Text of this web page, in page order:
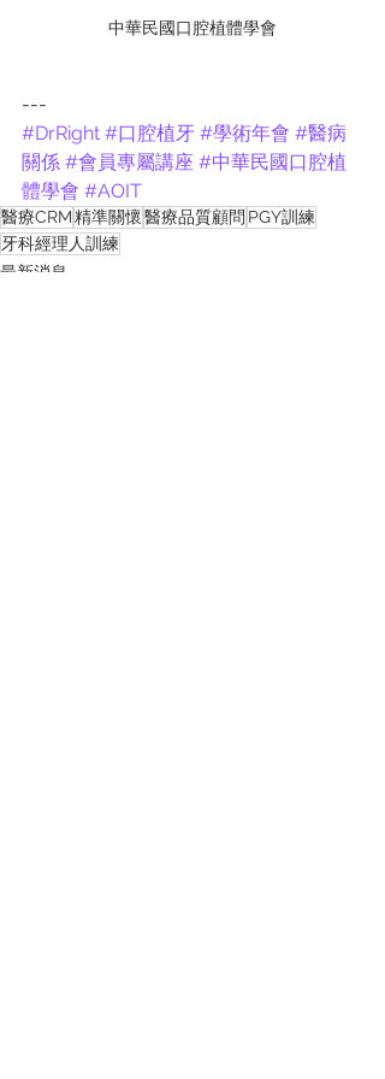
中華民國口腔植體學會
---
#DrRight #口腔植牙 #學術年會 #醫病
關係 #會員專屬講座 #中華民國口腔植
體學會 #AOIT
醫療CRM精準關懷醫療品質顧問 PGY訓練
牙科經理人訓練
最新消息